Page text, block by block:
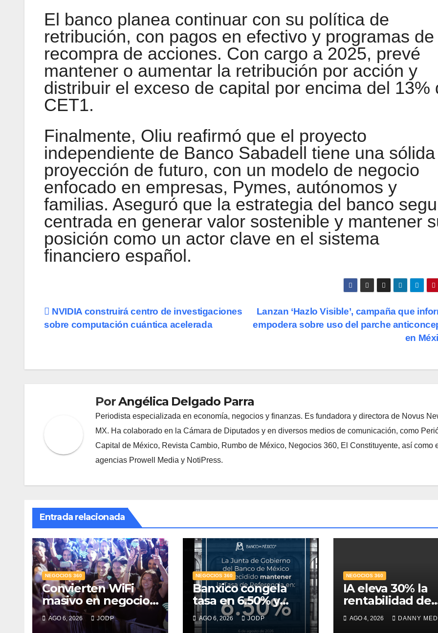
El banco planea continuar con su política de
retribución, con pagos en efectivo y programas de
recompra de acciones. Con cargo a 2025, prevé
mantener o aumentar la retribución por acción y
distribuir el exceso de capital por encima del 13%
CET1.
Finalmente, Oliu reafirmó que el proyecto
independiente de Banco Sabadell tiene una sólida
proyección de futuro, con un modelo de negocio
enfocado en empresas, Pymes, autónomos y
familias. Aseguró que la estrategia del banco
centrada en generar valor sostenible y mantener
posición como un actor clave en el sistema
financiero español.
Navegación
Lanzan ‘Hazlo Visible’, campaña que
empodera sobre uso del parche
en
NVIDIA construirá centro de investigaciones
sobre computación cuántica acelerada
PorAngélica Delgado Parra
Periodista especializada en economía, negocios y finanzas. Es fundadora y directora de Novus
MX. Ha colaborado en la Cámara de Diputados y en diversos medios de comunicación, como
Capital de México, Revista Cambio, Rumbo de México, Negocios 360, El Constituyente, así como
agencias Prowell Media y NotiPress.
Entrada relacionada
NEGOCIOS 360
Convierten WiFi
masivo en negocio
para estadios y
festivales
AGO 6, 2026 JODP
NEGOCIOS 360
Banxico congela
tasa en 6.50% y
retrasa hasta finales
de 2027 la meta de
AGO 6, 2026 JODP
NEGOCIOS 360
IA eleva 30% la
rentabilidad de
agencias de
publicidad y
AGO 4, 2026 DANNY